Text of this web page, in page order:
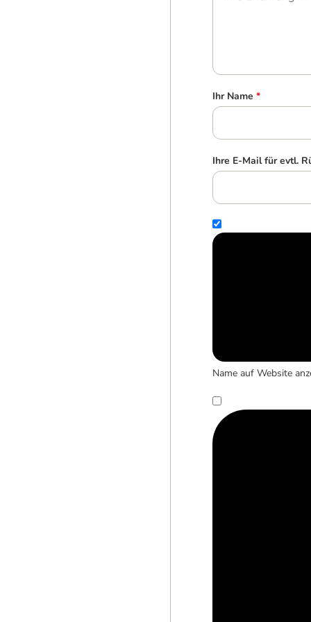
Ihr Name *
Ihre E-Mail für evtl.
Name auf Website